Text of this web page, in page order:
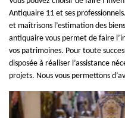
Antiquaire 11 et ses
et maîtrisons l’estimation des
antiquaire vous permet de faire
vos patrimoines. Pour toute
disposée à réaliser l’assistance
projets. Nous vous permettons